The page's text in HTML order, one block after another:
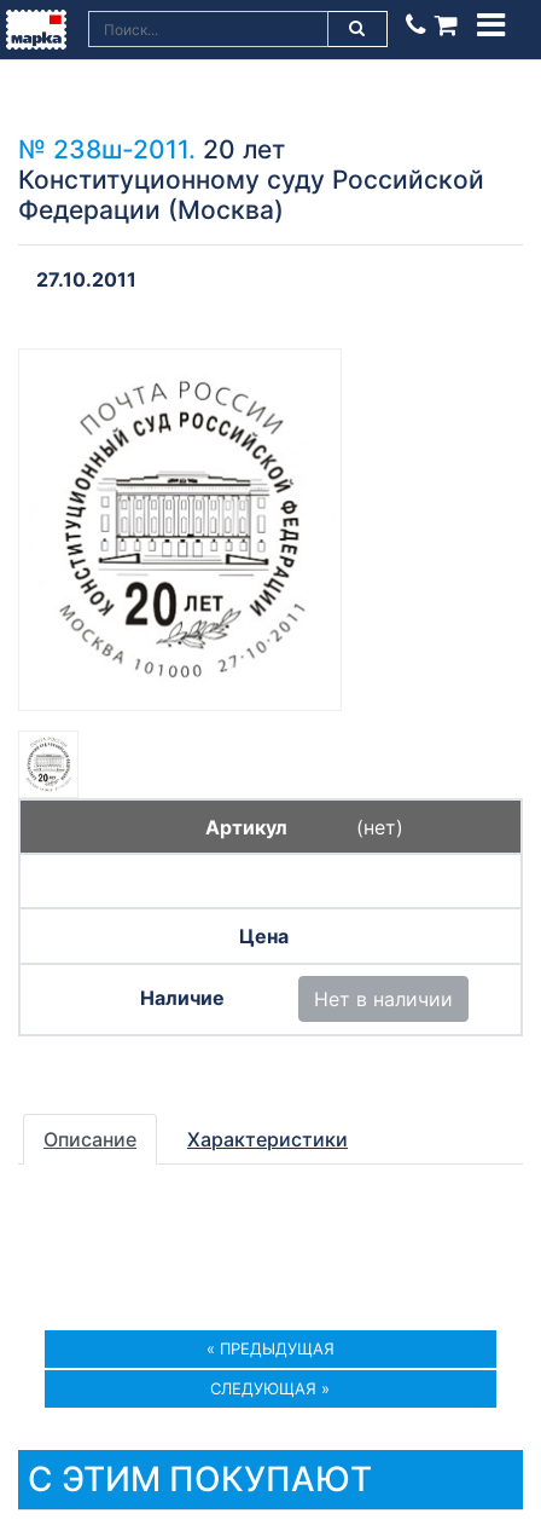
№ 238ш-2011. 20 лет
Конституционному суду Российской
Федерации (Москва)
27.10.2011
(нет)
Нет в наличии
Описание Характеристики
« ПРЕДЫДУЩАЯ
СЛЕДУЮЩАЯ »
С ЭТИМ ПОКУПАЮТ